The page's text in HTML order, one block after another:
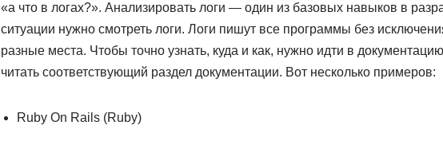
«а что в логах?». Анализировать логи — один из базовых навыков в
ситуации нужно смотреть логи. Логи пишут все программы без
разные места. Чтобы точно узнать, куда и как, нужно идти в
читать соответствующий раздел документации. Вот несколько примеров:
Ruby On Rails (Ruby)